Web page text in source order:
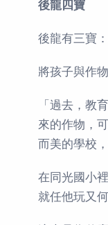
後龍四寶
後龍有三寶
將孩子與作
「過去，教
來的作物，
而美的學校
在同光國小
就任他玩又